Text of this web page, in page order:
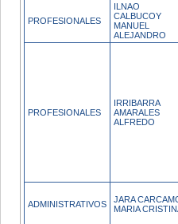
PROFESIONALES
ILNAO
CALBUCOY
MANUEL
ALEJANDRO
PROFESIONALES
IRRIBARRA
AMARALES
ALFREDO
ADMINISTRATIVOS
JARA
MARIA